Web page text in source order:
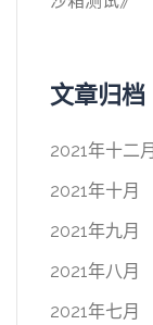
文章归档
2021年十二月
2021年十月
2021年九月
2021年八月
2021年七月